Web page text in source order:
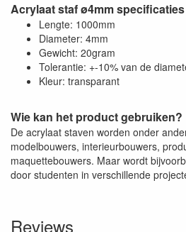
Acrylaat staf ø4mm specificaties
Lengte: 1000mm
Diameter: 4mm
Gewicht: 20gram
Tolerantie: +-10% van de
Kleur: transparant
Wie kan het product gebruiken?
De acrylaat staven worden onder
modelbouwers, interieurbouwers,
maquettebouwers. Maar wordt
door studenten in verschillende
Reviews